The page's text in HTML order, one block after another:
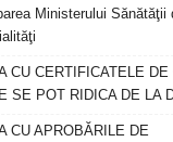
Ministerului Sănătăţii
CU CERTIFICATELE
SE POT RIDICA DE LA
CU APROBĂRILE DE